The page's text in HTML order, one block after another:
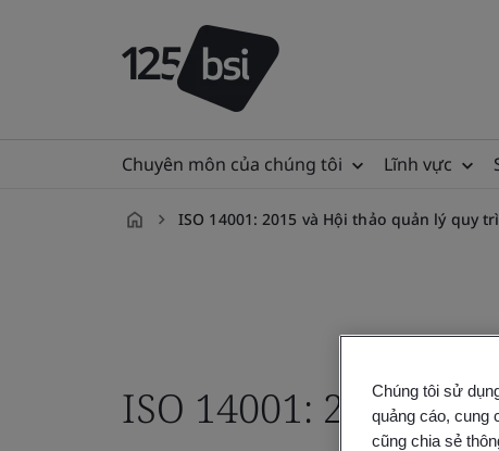
Chuyên môn của chúng tôi Lĩnh vực
ISO 14001: 2015 và Hội thảo quản lý quy
ISO 14001: 2015
Chúng tôi sử
quảng cáo, cung
cũng chia sẻ